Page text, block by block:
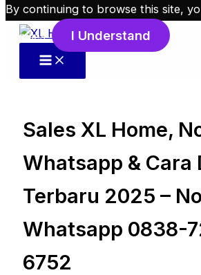
Skip to content
Sales XL Home,
Whatsapp & Cara
Terbaru 2025 –
Whatsapp 0838-
6752
By continuing to browse this site,
cookies. I Understand